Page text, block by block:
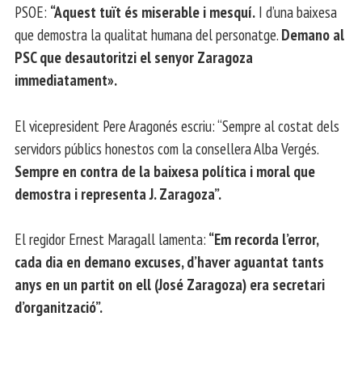
PSOE: “Aquest tuït és miserable i mesquí. I d’una baixesa
que demostra la qualitat humana del personatge. Demano al
PSC que desautoritzi el senyor Zaragoza
immediatament».
El vicepresident Pere Aragonés escriu: “Sempre al costat dels
servidors públics honestos com la consellera Alba Vergés.
Sempre en contra de la baixesa política i moral que
demostra i representa J. Zaragoza”.
El regidor Ernest Maragall lamenta: “Em recorda l’error,
cada dia en demano excuses, d’haver aguantat tants
anys en un partit on ell (José Zaragoza) era secretari
d’organització”.